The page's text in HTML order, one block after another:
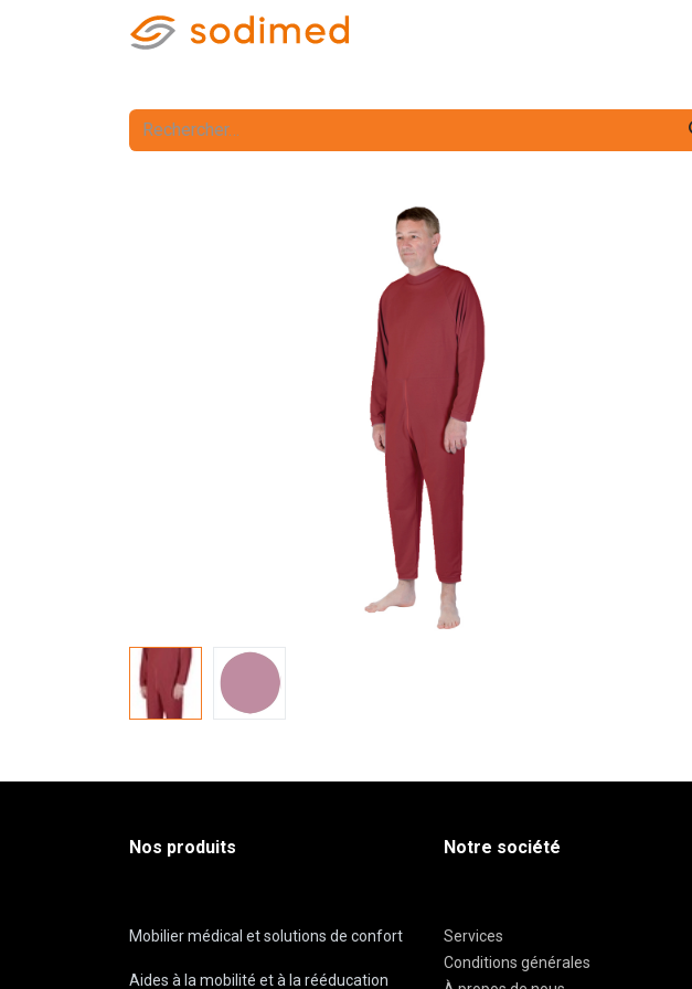
Nos produits
Mobilier médical et solutions de confort
Aides à la mobilité et à la rééducation
Notre société
Services
Conditions générales